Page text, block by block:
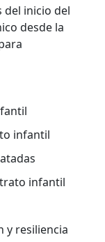
del inicio del
desde la
infantil
infantil
y resiliencia